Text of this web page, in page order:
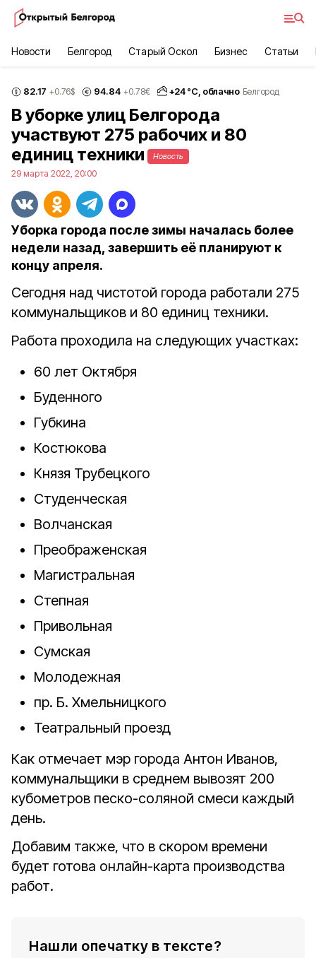
Новости Белгород Старый Оскол Бизнес Статьи
82.17 +0.76$ 94.84 +0.78€ +24°С, облачно Белгород
В уборке улиц Белгорода
участвуют 275 рабочих и 80
единиц техники
Новость
29 марта 2022, 20:00
Уборка города после зимы началась более
недели назад, завершить её планируют к
концу апреля.
Сегодня над чистотой города работали 275
коммунальщиков и 80 единиц техники.
Работа проходила на следующих участках:
60 лет Октября
Буденного
Губкина
Костюкова
Князя Трубецкого
Студенческая
Волчанская
Преображенская
Магистральная
Степная
Привольная
Сумская
Молодежная
пр. Б. Хмельницкого
Театральный проезд
Как отмечает мэр города Антон Иванов,
коммунальщики в среднем вывозят 200
кубометров песко-соляной смеси каждый
день.
Добавим также, что в скором времени
будет готова онлайн-карта производства
работ.
Нашли опечатку в тексте?